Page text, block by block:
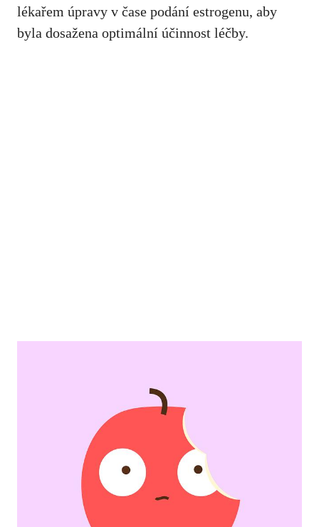
lékařem úpravy v čase podání estrogenu, aby
byla dosažena optimální účinnost léčby.